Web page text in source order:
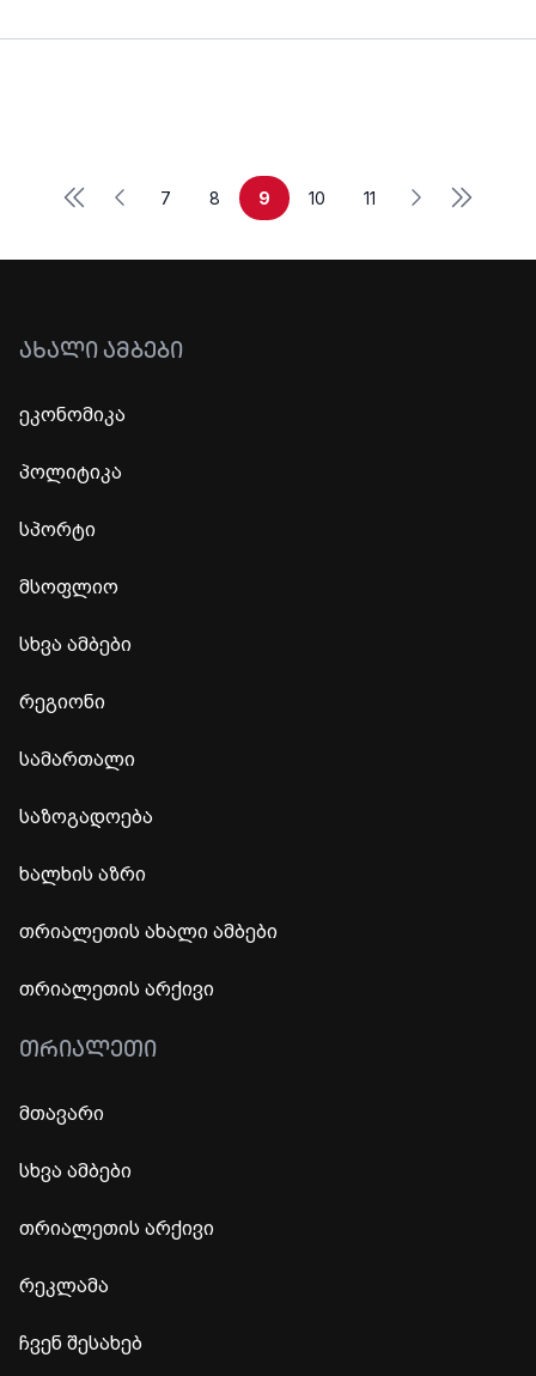
First Previous
7 8 9 10 11 Next Last
ᲐᲮᲐᲚᲘ ᲐᲛᲑᲔᲑᲘ
ეკონომიკა
პოლიტიკა
სპორტი
მსოფლიო
სხვა ამბები
რეგიონი
სამართალი
საზოგადოება
ხალხის აზრი
თრიალეთის ახალი ამბები
თრიალეთის არქივი
ᲗᲠᲘᲐᲚᲔᲗᲘ
მთავარი
სხვა ამბები
თრიალეთის არქივი
რეკლამა
ჩვენ შესახებ